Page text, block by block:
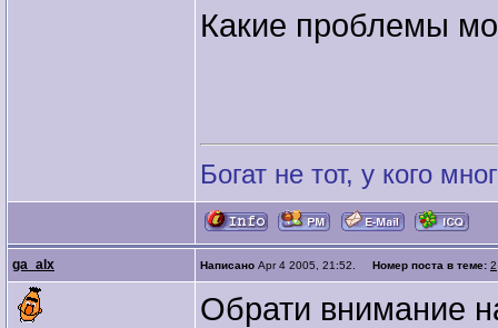
Какие проблемы
Богат не тот, у кого
ga_alx Написано Apr 4 2005, 21:52. Номер поста в теме: 2
Обрати внимание